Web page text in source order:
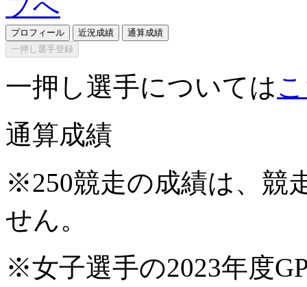
プロフィール 近況成績
通算成績
一押し選手登録
一押し選手については
通算成績
※250競走の成績は、競
せん。
※女子選手の2023年度